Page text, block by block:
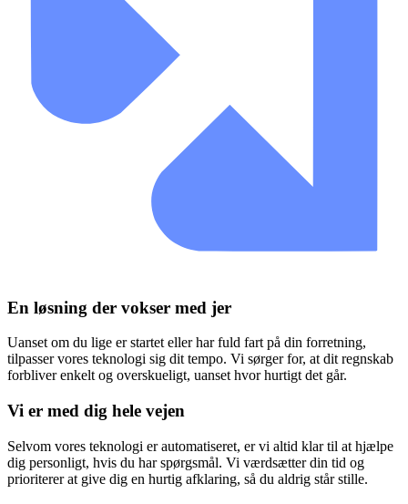
En løsning der vokser med jer
Uanset om du lige er startet eller har fuld fart på din forretning,
tilpasser vores teknologi sig dit tempo. Vi sørger for, at dit regnskab
forbliver enkelt og overskueligt, uanset hvor hurtigt det går.
Vi er med dig hele vejen
Selvom vores teknologi er automatiseret, er vi altid klar til at hjælpe
dig personligt, hvis du har spørgsmål. Vi værdsætter din tid og
prioriterer at give dig en hurtig afklaring, så du aldrig står stille.